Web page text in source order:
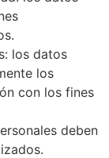
los datos
los
con los fines
deben